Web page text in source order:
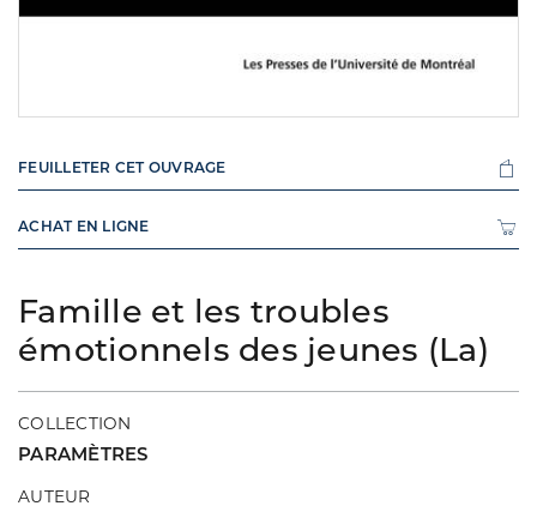
Famille et les troubles
émotionnels des jeunes (La)
COLLECTION
PARAMÈTRES
AUTEUR
FEUILLETER CET OUVRAGE
ACHAT EN LIGNE